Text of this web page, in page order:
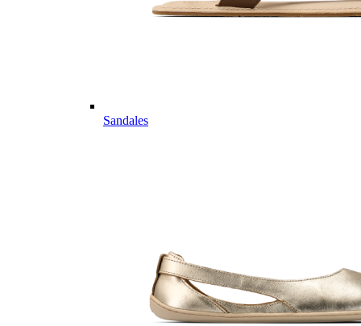
Sandales